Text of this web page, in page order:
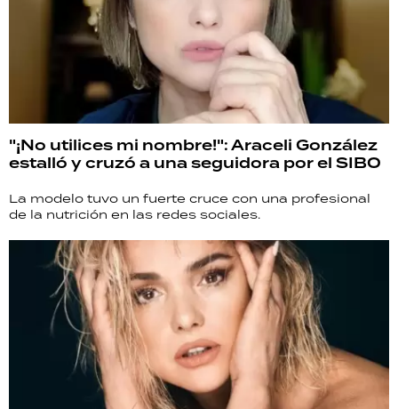
"¡No utilices mi nombre!": Araceli González
estalló y cruzó a una seguidora por el SIBO
La modelo tuvo un fuerte cruce con una profesional
de la nutrición en las redes sociales.